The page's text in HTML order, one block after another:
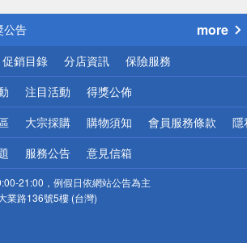
公告
話題
優惠
地區配送
網頁！請小心！
more
促銷目錄 分店資訊 保險服務
注目活動 得獎公佈
大宗採購 購物須知 會員服務條款 隱
服務公告 意見信箱
21:00，例假日依網站公告為主
業路136號5樓 (台灣)